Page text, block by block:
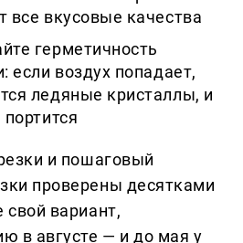
все вкусовые качества
герметичность
если воздух попадает,
ледяные кристаллы, и
портится
и пошаговый
проверены десятками
свой вариант,
в августе — и до мая у